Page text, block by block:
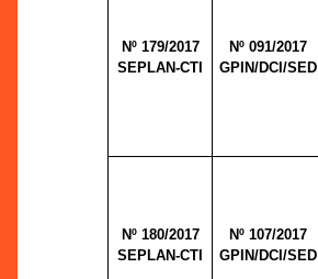
Nº 179/2017
SEPLAN-CTI
Nº 091/2017
GPIN/DCI/SED
Nº 180/2017
SEPLAN-CTI
Nº 107/2017
GPIN/DCI/SED